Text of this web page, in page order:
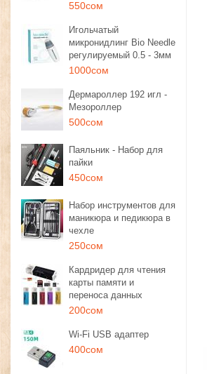
550сом
Игольчатый
микронидлинг Bio Needle
регулируемый 0.5 - 3мм
1000сом
Дермароллер 192 игл -
Мезороллер
500сом
Паяльник - Набор для
пайки
450сом
Набор инструментов для
маникюра и педикюра в
чехле
250сом
Кардридер для чтения
карты памяти и
переноса данных
200сом
Wi-Fi USB адаптер
400сом